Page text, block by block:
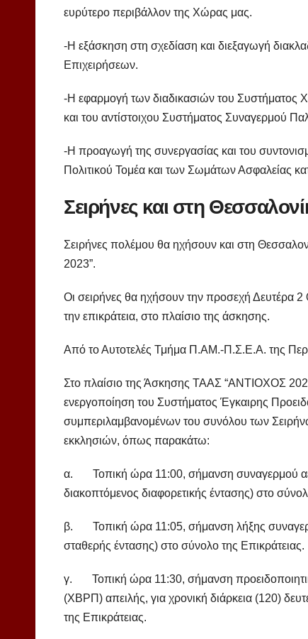
ευρύτερο περιβάλλον της Χώρας μας.
-Η εξάσκηση στη σχεδίαση και διεξαγωγή
Επιχειρήσεων.
-Η εφαρμογή των διαδικασιών του Συστήματος
και του αντίστοιχου Συστήματος Συναγερμού
-Η προαγωγή της συνεργασίας και του
Πολιτικού Τομέα και των Σωμάτων Ασφαλείας
Σειρήνες και στη
Σειρήνες πολέμου θα ηχήσουν και στη
2023”.
Οι σειρήνες θα ηχήσουν την προσεχή Δευτέρα
την επικράτεια, στο πλαίσιο της άσκησης.
Από το Αυτοτελές Τμήμα Π.ΑΜ.-Π.Σ.Ε.Α. της
Στο πλαίσιο της Άσκησης ΤΑΑΣ “ΑΝΤΙΟΧΟΣ
ενεργοποίηση του Συστήματος Έγκαιρης
συμπεριλαμβανομένων του συνόλου των
εκκλησιών, όπως παρακάτω:
α. Τοπική ώρα 11:00, σήμανση συναγερμού
διακοπτόμενος διαφορετικής έντασης) στο
β. Τοπική ώρα 11:05, σήμανση λήξης
σταθερής έντασης) στο σύνολο της Επικράτειας.
γ. Τοπική ώρα 11:30, σήμανση
(ΧΒΡΠ) απειλής, για χρονική διάρκεια (120)
της Επικράτειας.